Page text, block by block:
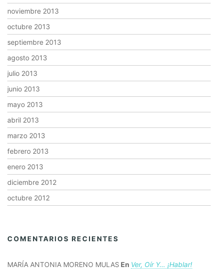
noviembre 2013
octubre 2013
septiembre 2013
agosto 2013
julio 2013
junio 2013
mayo 2013
abril 2013
marzo 2013
febrero 2013
enero 2013
diciembre 2012
octubre 2012
COMENTARIOS RECIENTES
MARÍA ANTONIA MORENO MULAS En Ver, Oír Y… ¡hablar!